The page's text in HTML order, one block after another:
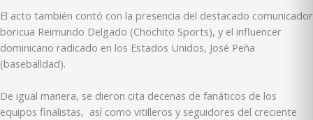
El acto también contó con la presencia del destacado comunicador
boricua Reimundo Delgado (Chochito Sports), y el influencer
dominicano radicado en los Estados Unidos, José Peña
(baseballdad).
De igual manera, se dieron cita decenas de fanáticos de los
equipos finalistas, así como vitilleros y seguidores del creciente